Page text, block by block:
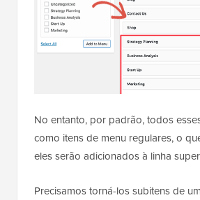
No entanto, por padrão, todos
como itens de menu regulares, o
eles serão adicionados à linha
Precisamos torná-los subitens de